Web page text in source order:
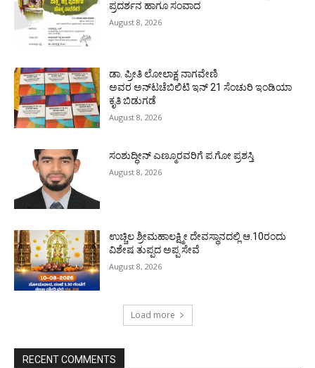
ಪ್ರದರ್ಶನ ಹಾಗೂ ಸಂವಾದ
August 8, 2026
ಡಾ. ಪ್ರೀತಿ ಲೋಲಾಕ್ಷ ನಾಗವೇಣಿ
ಅವರ ಅನ್‌ಟಚೆಬಿಲಿಟಿ ಇನ್ 21 ಸೆಂಚುರಿ ಇಂಡಿಯಾ
ಕೃತಿ ಬಿಡುಗಡೆ
August 8, 2026
ಸಂಶುದ್ಧೀನ್ ಎಣ್ಮೂರವರಿಗೆ ಪ.ಗೋ ಪ್ರಶಸ್ತಿ
August 8, 2026
ಉಚ್ಚಿಲ ಶ್ರೀಮಹಾಲಕ್ಷ್ಮೀ ದೇವಸ್ಥಾನದಲ್ಲಿ ಆ.10ರಂದು
ವಿಶೇಷ ತುಪ್ಪದ ಅಪ್ಪ ಸೇವೆ
August 8, 2026
Load more
RECENT COMMENTS